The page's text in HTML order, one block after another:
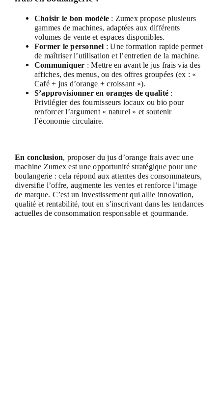
Choisir le bon modèle : Zumex propose plusieurs
gammes de machines, adaptées aux différents
volumes de vente et espaces disponibles.
Former le personnel : Une formation rapide permet
de maîtriser l’utilisation et l’entretien de la machine.
Communiquer : Mettre en avant le jus frais via des
affiches, des menus, ou des offres groupées (ex : «
Café + jus d’orange + croissant »).
S’approvisionner en oranges de qualité :
Privilégier des fournisseurs locaux ou bio pour
renforcer l’argument « naturel » et soutenir
l’économie circulaire.
En conclusion, proposer du jus d’orange frais avec une
machine Zumex est une opportunité stratégique pour une
boulangerie : cela répond aux attentes des consommateurs,
diversifie l’offre, augmente les ventes et renforce l’image
de marque. C’est un investissement qui allie innovation,
qualité et rentabilité, tout en s’inscrivant dans les tendances
actuelles de consommation responsable et gourmande.